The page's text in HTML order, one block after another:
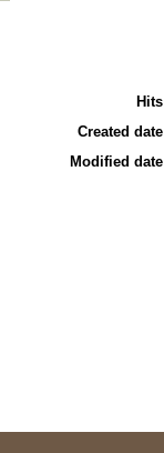
Hits
Created date
Modified date